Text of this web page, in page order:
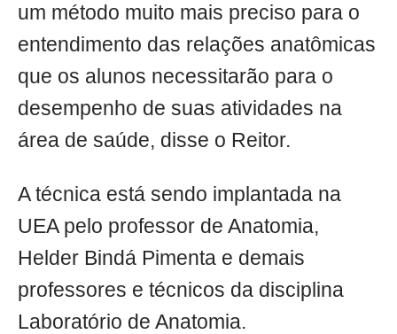
um método muito mais preciso para o
entendimento das relações anatômicas
que os alunos necessitarão para o
desempenho de suas atividades na
área de saúde, disse o Reitor.
A técnica está sendo implantada na
UEA pelo professor de Anatomia,
Helder Bindá Pimenta e demais
professores e técnicos da disciplina
Laboratório de Anatomia.